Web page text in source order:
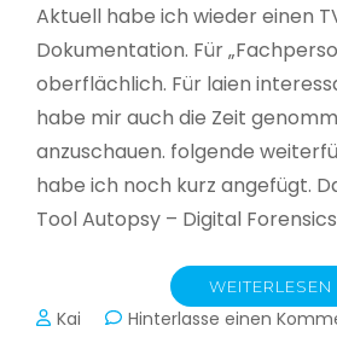
Aktuell habe ich wieder einen
Dokumentation. Für
oberflächlich. Für laien
habe mir auch die Zeit
anzuschauen. folgende
habe ich noch kurz angefügt.
Tool Autopsy – Digital
WEITERLESEN
Kai Hinterlasse einen